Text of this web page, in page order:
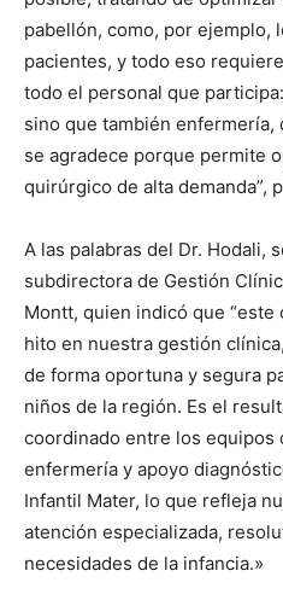
pabellón, como, por ejemplo,
pacientes, y todo eso
todo el personal que
sino que también enfermería,
se agradece porque permite
quirúrgico de alta demanda”,
A las palabras del Dr. Hodali,
subdirectora de Gestión
Montt, quien indicó que
hito en nuestra gestión
de forma oportuna y segura
niños de la región. Es el
coordinado entre los equipos
enfermería y apoyo
Infantil Mater, lo que refleja
atención especializada,
necesidades de la infancia.»